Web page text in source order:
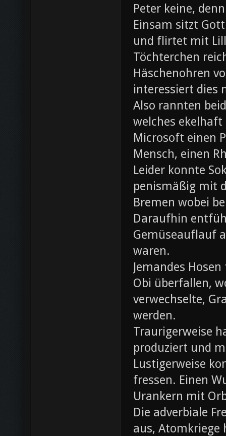
Peter keine,
Einsam sitzt
und flirtet mit
Töchterchen
Häschenohren
interessiert dies
Also rannten
welches
Microsoft einen
Mensch, einen
Leider konnte
penismäßig mit
Bremen wobei
Daraufhin
Gemüseauflauf
waren.
Jemandes
Obi überfallen,
verwechselte,
werden.
Traurigerweise
produziert und
Lustigerweise
fressen. Einen
Urankern mit
Die adverbiale
aus,